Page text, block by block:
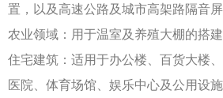
置，以及高速公路及城市高架路隔音屏
农业领域：用于温室及养殖大棚的搭建
住宅建筑：适用于办公楼、百货大楼
医院、体育场馆、娱乐中心及公用设施